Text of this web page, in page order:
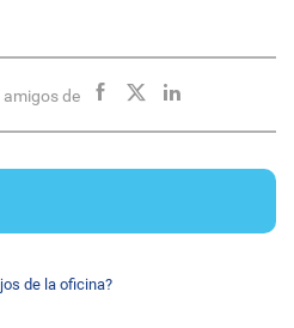
de
de la oficina?